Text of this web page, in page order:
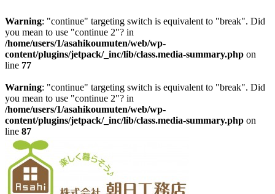
Warning: "continue" targeting switch is equivalent to "break". Did
you mean to use "continue 2"? in
/home/users/1/asahikoumuten/web/wp-
content/plugins/jetpack/_inc/lib/class.media-summary.php on
line 77
Warning: "continue" targeting switch is equivalent to "break". Did
you mean to use "continue 2"? in
/home/users/1/asahikoumuten/web/wp-
content/plugins/jetpack/_inc/lib/class.media-summary.php on
line 87